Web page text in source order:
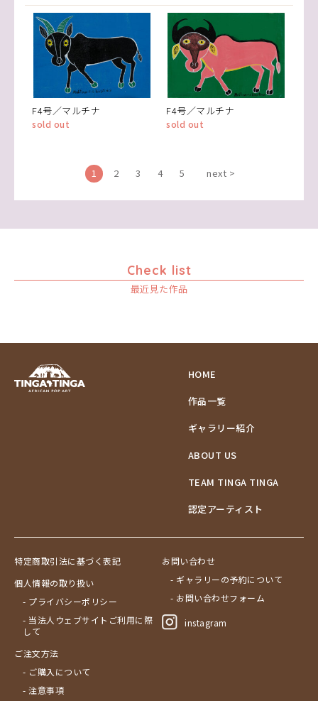
F4号／マルチナ
sold out
F4号／マルチナ
sold out
1 2 3 4 5 next >
Check list
最近見た作品
HOME
作品一覧
ギャラリー紹介
ABOUT US
TEAM TINGA TINGA
認定アーティスト
特定商取引法に基づく表記
個人情報の取り扱い
- プライバシーポリシー
- 当法人ウェブサイトご利用に際
して
ご注文方法
- ご購入について
- 注意事項
お問い合わせ
- ギャラリーの予約について
- お問い合わせフォーム
instagram